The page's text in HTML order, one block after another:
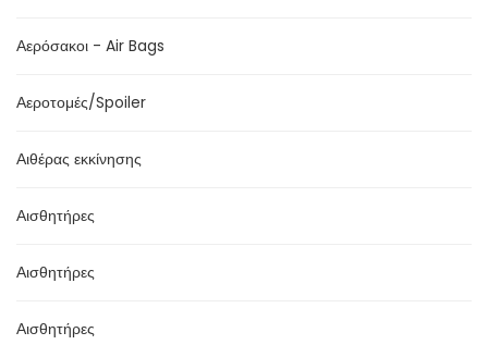
Αερόσακοι - Air Bags
Αεροτομές/Spoiler
Αιθέρας εκκίνησης
Αισθητήρες
Αισθητήρες
Αισθητήρες